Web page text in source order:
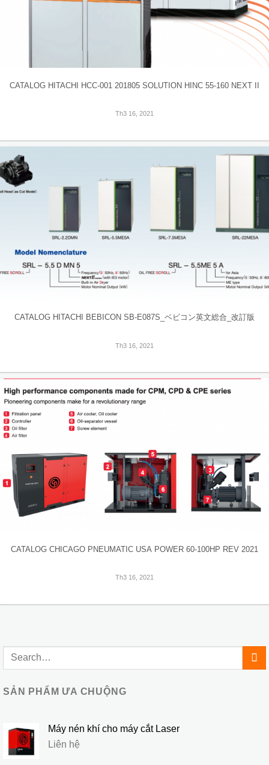
CATALOG HITACHI HCC-001 201805 SOLUTION HINC 55-160 NEXT II
Th3 16, 2021
CATALOG HITACHI BEBICON SB-E087S_ベビコン英文総合_改訂版
Th3 16, 2021
CATALOG CHICAGO PNEUMATIC USA POWER 60-100HP REV 2021
Th3 16, 2021
SẢN PHẨM ƯA CHUỘNG
Máy nén khí cho máy cắt Laser
Liên hệ